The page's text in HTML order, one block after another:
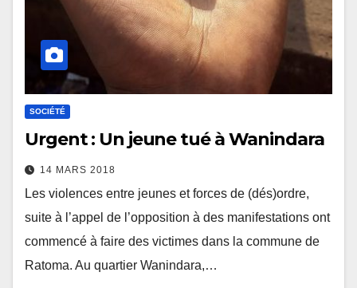
SOCIÉTÉ
Urgent : Un jeune tué à Wanindara
14 MARS 2018
Les violences entre jeunes et forces de (dés)ordre,
suite à l’appel de l’opposition à des manifestations ont
commencé à faire des victimes dans la commune de
Ratoma. Au quartier Wanindara,…